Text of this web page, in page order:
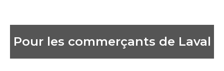
Pour les commerçants de Laval